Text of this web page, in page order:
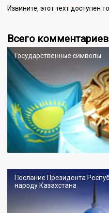
Извините, этот техт доступен
Всего
Государственные символы
Послание Президента
народу Казахстана